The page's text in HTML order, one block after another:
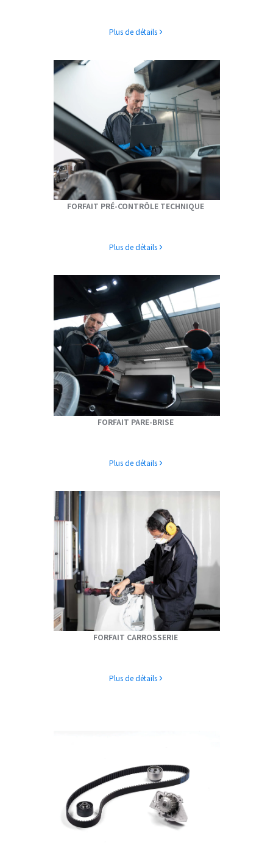
Plus de détails
FORFAIT PRÉ-CONTRÔLE TECHNIQUE
Plus de détails
FORFAIT PARE-BRISE
Plus de détails
FORFAIT CARROSSERIE
Plus de détails